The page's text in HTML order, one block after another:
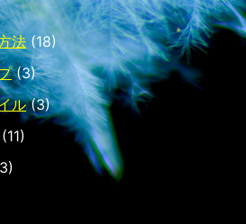
法(18)
(3)
ル(3)
(11)